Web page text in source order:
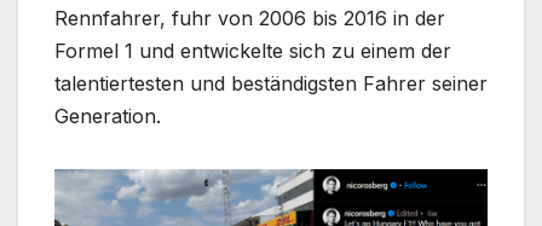
Rennfahrer, fuhr von 2006 bis 2016 in der
Formel 1 und entwickelte sich zu einem der
talentiertesten und beständigsten Fahrer seiner
Generation.